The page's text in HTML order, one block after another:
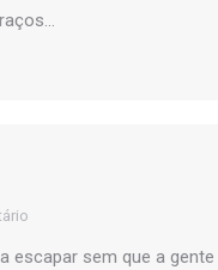
escapar sem que a gente